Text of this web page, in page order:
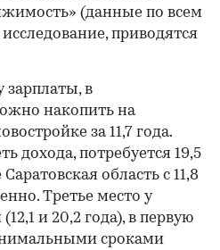
(данные по всем
приводятся
зарплаты, в
накопить на
за 11,7 года.
дохода, потребуется 19,5
область с 11,8
Третье место у
и 20,2 года), в первую
сроками